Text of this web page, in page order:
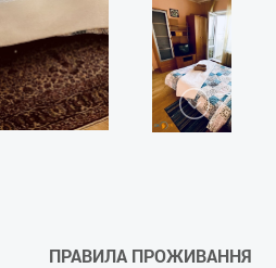
ПРАВИЛА ПРОЖИВАННЯ